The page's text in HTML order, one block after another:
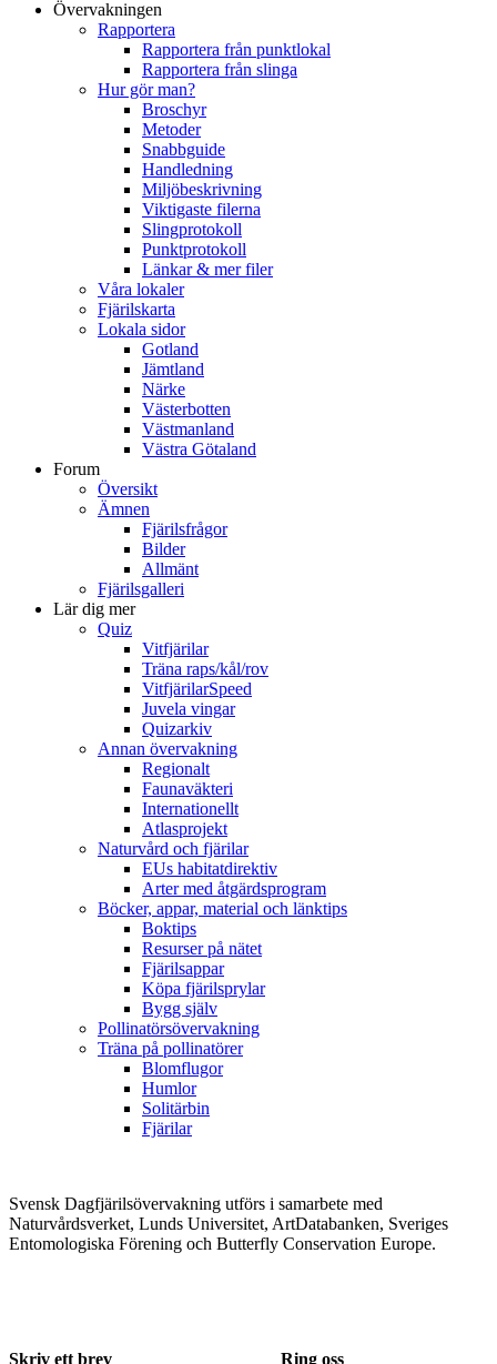
Övervakningen
Rapportera
Rapportera från punktlokal
Rapportera från slinga
Hur gör man?
Broschyr
Metoder
Snabbguide
Handledning
Miljöbeskrivning
Viktigaste filerna
Slingprotokoll
Punktprotokoll
Länkar & mer filer
Våra lokaler
Fjärilskarta
Lokala sidor
Gotland
Jämtland
Närke
Västerbotten
Västmanland
Västra Götaland
Forum
Översikt
Ämnen
Fjärilsfrågor
Bilder
Allmänt
Fjärilsgalleri
Lär dig mer
Quiz
Vitfjärilar
Träna raps/kål/rov
VitfjärilarSpeed
Juvela vingar
Quizarkiv
Annan övervakning
Regionalt
Faunaväkteri
Internationellt
Atlasprojekt
Naturvård och fjärilar
EUs habitatdirektiv
Arter med åtgärdsprogram
Böcker, appar, material och länktips
Boktips
Resurser på nätet
Fjärilsappar
Köpa fjärilsprylar
Bygg själv
Pollinatörsövervakning
Träna på pollinatörer
Blomflugor
Humlor
Solitärbin
Fjärilar
Svensk Dagfjärilsövervakning utförs i samarbete med
Naturvårdsverket, Lunds Universitet, ArtDatabanken, Sveriges
Entomologiska Förening och Butterfly Conservation Europe.
Skriv ett brev Ring oss